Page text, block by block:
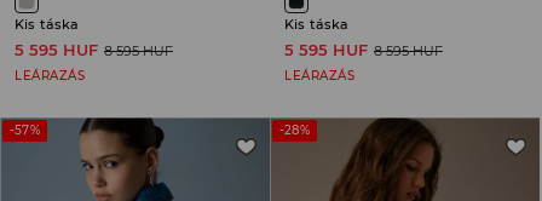
Kis táska
5 595 HUF 8 595 HUF
LEÁRAZÁS
Kis táska
5 595 HUF 8 595 HUF
LEÁRAZÁS
-57% -28%